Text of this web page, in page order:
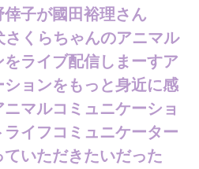
子が 國田裕理さん
さくらちゃんの アニマル
ライブ配信しまーす️ ア
ョンを もっと身近に感
ニマルコミュニケーショ
ライフコミュニケーター
いただきたい だった